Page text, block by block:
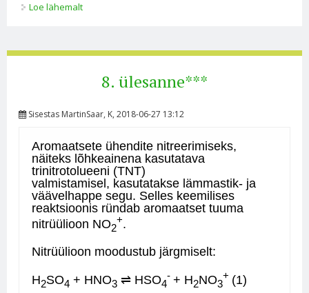
Loe lähemalt
8. ülesanne***
Sisestas MartinSaar, K, 2018-06-27 13:12